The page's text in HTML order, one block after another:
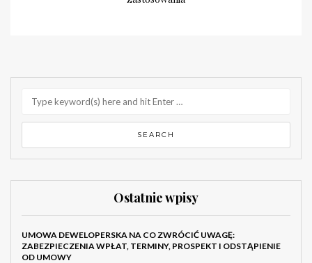
Ostatnie wpisy
UMOWA DEWELOPERSKA NA CO ZWRÓCIĆ UWAGĘ:
ZABEZPIECZENIA WPŁAT, TERMINY, PROSPEKT I ODSTĄPIENIE
OD UMOWY